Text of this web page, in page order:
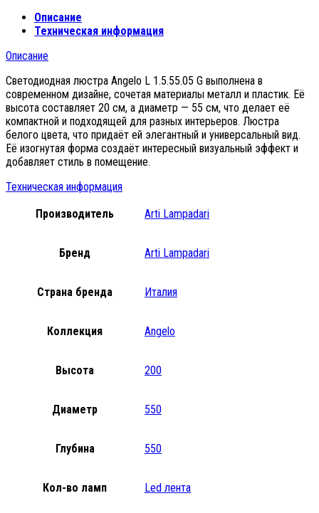
Описание
Техническая информация
Описание
Светодиодная люстра Angelo L 1.5.55.05 G выполнена в
современном дизайне, сочетая материалы металл и пластик. Её
высота составляет 20 см, а диаметр — 55 см, что делает её
компактной и подходящей для разных интерьеров. Люстра
белого цвета, что придаёт ей элегантный и универсальный вид.
Её изогнутая форма создаёт интересный визуальный эффект и
добавляет стиль в помещение.
Техническая информация
Производитель
Arti Lampadari
Бренд Arti Lampadari
Страна бренда Италия
Коллекция Angelo
Высота 200
Диаметр 550
Глубина 550
Кол-во ламп Led лента